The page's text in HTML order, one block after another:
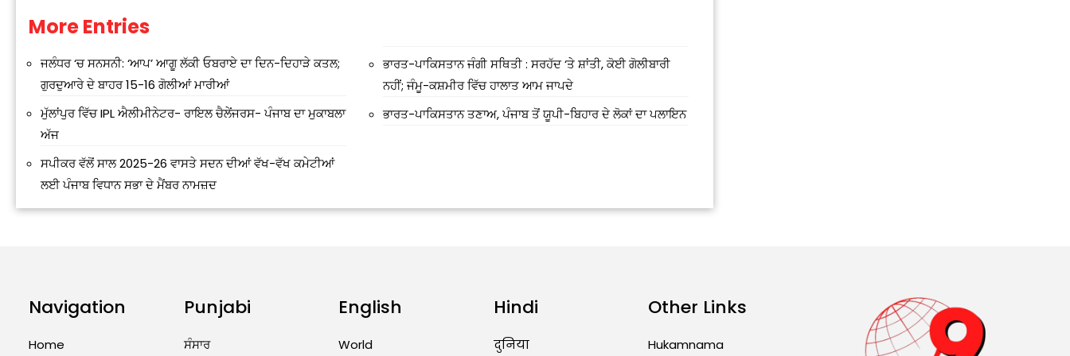
Alternative:
More Entries
ਜਲੰਧਰ ‘ਚ ਸਨਸਨੀ: ‘ਆਪ’ ਆਗੂ ਲੱਕੀ ਓਬਰਾਏ ਦਾ ਦਿਨ-ਦਿਹਾੜੇ ਕਤਲ;
ਗੁਰਦੁਆਰੇ ਦੇ ਬਾਹਰ 15-16 ਗੋਲੀਆਂ ਮਾਰੀਆਂ
ਮੁੱਲਾਂਪੁਰ ਵਿੱਚ IPL ਐਲੀਮੀਨੇਟਰ- ਰਾਇਲ ਚੈਲੇਂਜਰਸ- ਪੰਜਾਬ ਦਾ ਮੁਕਾਬਲਾ
ਅੱਜ
ਸਪੀਕਰ ਵੱਲੋਂ ਸਾਲ 2025-26 ਵਾਸਤੇ ਸਦਨ ਦੀਆਂ ਵੱਖ-ਵੱਖ ਕਮੇਟੀਆਂ
ਲਈ ਪੰਜਾਬ ਵਿਧਾਨ ਸਭਾ ਦੇ ਮੈਂਬਰ ਨਾਮਜ਼ਦ
ਭਾਰਤ-ਪਾਕਿਸਤਾਨ ਜੰਗੀ ਸਥਿਤੀ : ਸਰਹੱਦ ‘ਤੇ ਸ਼ਾਂਤੀ, ਕੋਈ ਗੋਲੀਬਾਰੀ
ਨਹੀਂ; ਜੰਮੂ-ਕਸ਼ਮੀਰ ਵਿੱਚ ਹਾਲਾਤ ਆਮ ਜਾਪਦੇ
ਭਾਰਤ-ਪਾਕਿਸਤਾਨ ਤਣਾਅ, ਪੰਜਾਬ ਤੋਂ ਯੂਪੀ-ਬਿਹਾਰ ਦੇ ਲੋਕਾਂ ਦਾ ਪਲਾਇਨ
US Advises Citizens to
Leave West Asia: Hints
of Major Military
Navigation
Home
Punjabi
ਸੰਸਾਰ
English
World
Hindi
दुनिया
Other Links
Hukamnama